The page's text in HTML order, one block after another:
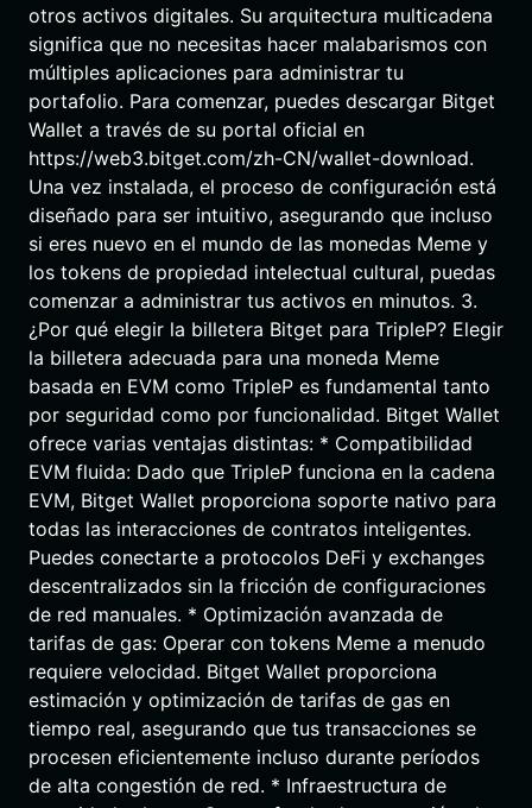
otros activos digitales. Su arquitectura multicadena
significa que no necesitas hacer malabarismos con
múltiples aplicaciones para administrar tu
portafolio. Para comenzar, puedes descargar Bitget
Wallet a través de su portal oficial en
https://web3.bitget.com/zh-CN/wallet-download.
Una vez instalada, el proceso de configuración está
diseñado para ser intuitivo, asegurando que incluso
si eres nuevo en el mundo de las monedas Meme y
los tokens de propiedad intelectual cultural, puedas
comenzar a administrar tus activos en minutos. 3.
¿Por qué elegir la billetera Bitget para TripleP? Elegir
la billetera adecuada para una moneda Meme
basada en EVM como TripleP es fundamental tanto
por seguridad como por funcionalidad. Bitget Wallet
ofrece varias ventajas distintas: * Compatibilidad
EVM fluida: Dado que TripleP funciona en la cadena
EVM, Bitget Wallet proporciona soporte nativo para
todas las interacciones de contratos inteligentes.
Puedes conectarte a protocolos DeFi y exchanges
descentralizados sin la fricción de configuraciones
de red manuales. * Optimización avanzada de
tarifas de gas: Operar con tokens Meme a menudo
requiere velocidad. Bitget Wallet proporciona
estimación y optimización de tarifas de gas en
tiempo real, asegurando que tus transacciones se
procesen eficientemente incluso durante períodos
de alta congestión de red. * Infraestructura de